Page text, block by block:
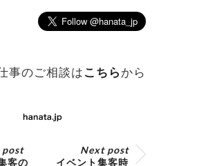
事のご相談はこちらから
post
客の
Next post
イベント集客時